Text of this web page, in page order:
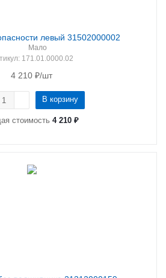
левый 31502000002
Мало
: 171.01.0000.02
4 210 ₽/шт
В корзину
стоимость 4 210 ₽